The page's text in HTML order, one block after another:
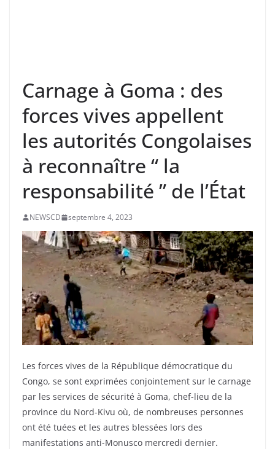
Carnage à Goma : des
forces vives appellent
les autorités Congolaises
à reconnaître “ la
responsabilité ” de l’État
NEWSCD septembre 4, 2023
Les forces vives de la République démocratique du
Congo, se sont exprimées conjointement sur le carnage
par les services de sécurité à Goma, chef-lieu de la
province du Nord-Kivu où, de nombreuses personnes
ont été tuées et les autres blessées lors des
manifestations anti-Monusco mercredi dernier.